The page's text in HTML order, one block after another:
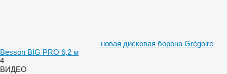
новая дисковая борона Grégoire
Besson BIG PRO 6,2 м
4
ВИДЕО